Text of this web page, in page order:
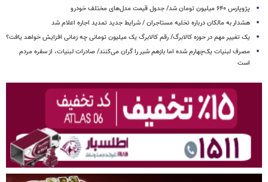
پژوپارس ۶۴۰ میلیون تومان شد/ جدول قیمت مدل‌های مختلف خودرو
هشدار به مالکان درباره تخلیه مستاجران / شرایط جدید تمدید اجاره اعلام شد
یک تغییر مهم در حوزه کالابرگ/ رقم کالابرگ یک میلیون تومانی چه زمانی افزایش خواهد یافت؟
مصرف لبنیات یک‌چهارم شده اما بازهم شیر را گران می‌کنند/ صادرات لبنیات، از سفره مردم
است